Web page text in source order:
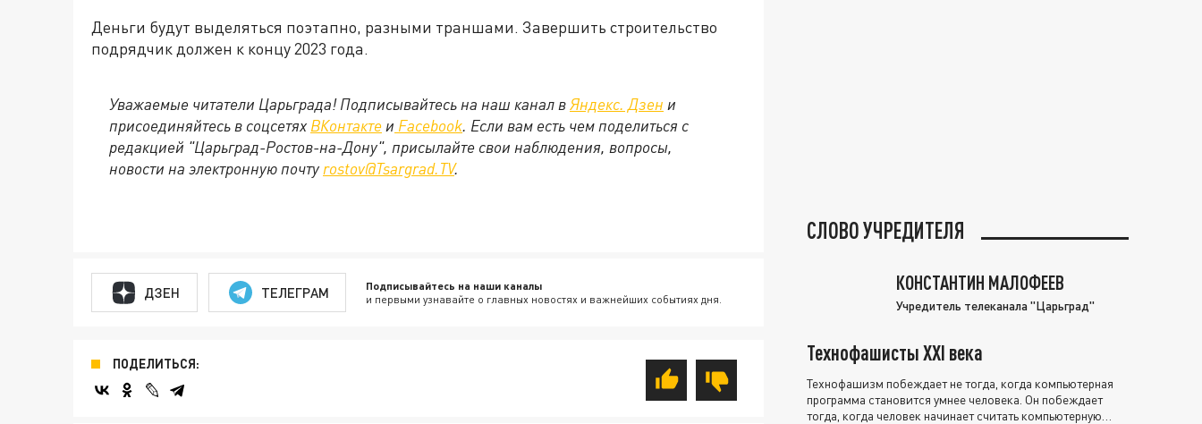
Деньги будут выделяться поэтапно, разными траншами. Завершить строительство
подрядчик должен к концу 2023 года.
Уважаемые читатели Царьграда! Подписывайтесь на наш канал вЯндекс. Дзен и
присоединяйтесь в соцсетях ВКонтакте и Facebook. Если вам есть чем поделиться с
редакцией "Царьград-Ростов-на-Дону", присылайте свои наблюдения, вопросы,
новости на электронную почту rostov@Tsargrad.TV.
ДЗЕН ТЕЛЕГРАМ Подписывайтесь на наши каналы
и первыми узнавайте о главных новостях и важнейших событиях дня.
ПОДЕЛИТЬСЯ:
СЛОВО УЧРЕДИТЕЛЯ
КОНСТАНТИН МАЛОФЕЕВ
Учредитель телеканала "Царьград"
Технофашисты XXI века
Технофашизм побеждает не тогда, когда компьютерная
программа становится умнее человека. Он побеждает
тогда, когда человек начинает считать компьютерную